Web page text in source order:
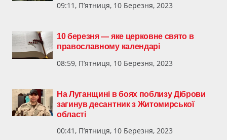
09:11, П’ятниця, 10 Березня, 2023
10 березня — яке церковне свято в
православному календарі
08:59, П’ятниця, 10 Березня, 2023
На Луганщині в боях поблизу Діброви
загинув десантник з Житомирської
області
00:41, П’ятниця, 10 Березня, 2023